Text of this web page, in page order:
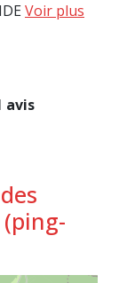
Voir plus
avis